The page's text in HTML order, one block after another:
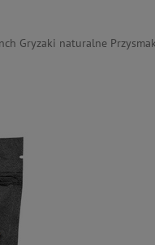
Gryzaki naturalne